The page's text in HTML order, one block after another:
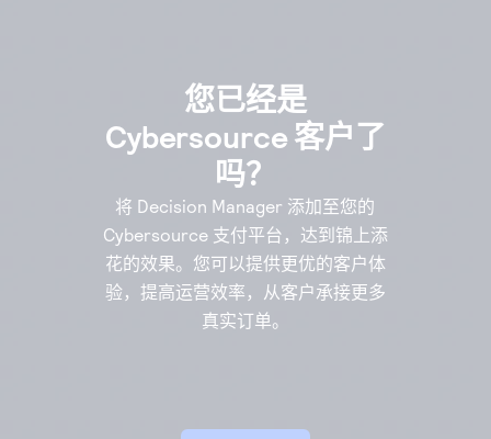
您已经是
Cybersource 客户了
吗？
将 Decision Manager 添加至您的
Cybersource 支付平台， 达到锦上添
花的效果。您可以提供更优的客户体
验，提高运营效率，从客户承接更多
真实订单。